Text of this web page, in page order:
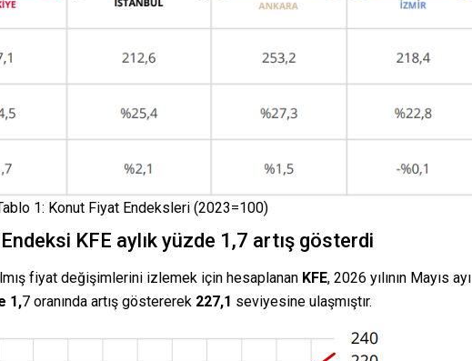
1: Konut Fiyat Endeksleri (2023=100)
KFE aylık yüzde 1,7 artış gösterdi
fiyat değişimlerini izlemek için hesaplanan KFE, 2026 yılının Mayıs ayı
1,7 oranında artış göstererek 227,1 seviyesine ulaşmıştır.